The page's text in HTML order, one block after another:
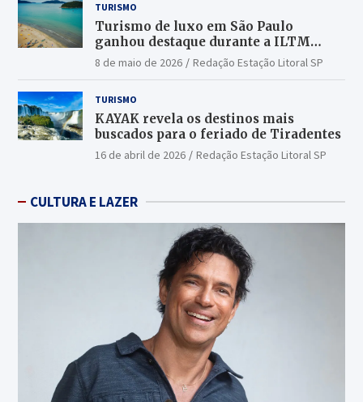
TURISMO
Turismo de luxo em São Paulo
ganhou destaque durante a ILTM
Latin America 2026
8 de maio de 2026 Redação Estação Litoral SP
TURISMO
KAYAK revela os destinos mais
buscados para o feriado de Tiradentes
16 de abril de 2026 Redação Estação Litoral SP
CULTURA E LAZER